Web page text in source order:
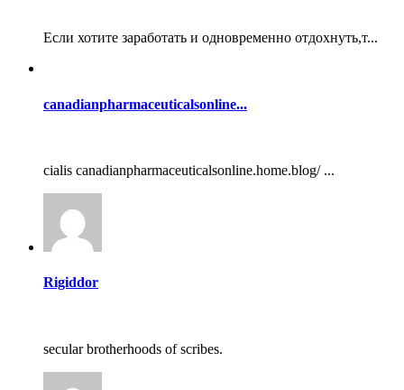
Если хотите заработать и одновременно отдохнуть,т...
canadianpharmaceuticalsonline...
cialis canadianpharmaceuticalsonline.home.blog/ ...
Rigiddor
secular brotherhoods of scribes.